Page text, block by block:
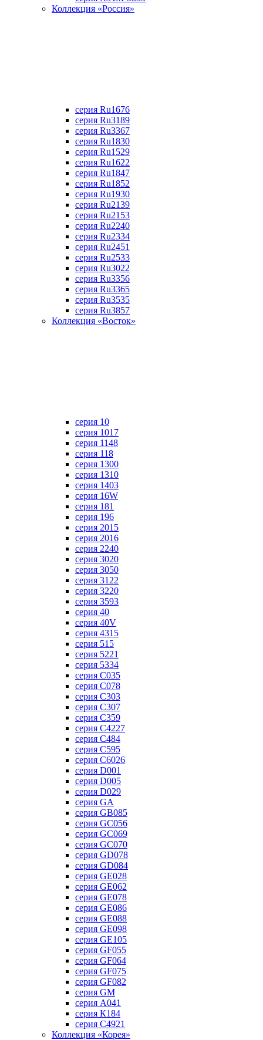
Коллекция «Россия»
серия Ru1676
серия Ru3189
серия Ru3367
cерия Ru1830
серия Ru1529
серия Ru1622
серия Ru1847
серия Ru1852
серия Ru1930
серия Ru2139
серия Ru2153
серия Ru2240
серия Ru2334
серия Ru2451
серия Ru2533
серия Ru3022
серия Ru3356
серия Ru3365
серия Ru3535
серия Ru3857
Коллекция «Восток»
серия 10
серия 1017
серия 1148
серия 118
серия 1300
серия 1310
серия 1403
серия 16W
серия 181
серия 196
серия 2015
серия 2016
серия 2240
серия 3020
серия 3050
серия 3122
серия 3220
серия 3593
серия 40
серия 40V
серия 4315
серия 515
серия 5221
серия 5334
серия C035
серия C078
серия C303
серия C307
серия C359
серия C4227
серия C484
серия C595
серия C6026
серия D001
серия D005
серия D029
серия GA
серия GB085
серия GC056
серия GC069
серия GC070
серия GD078
серия GD084
серия GE028
серия GE062
серия GE078
серия GE086
серия GE088
серия GE098
серия GE105
серия GF055
серия GF064
серия GF075
серия GF082
серия GM
серия А041
серия К184
серия С4921
Коллекция «Корея»